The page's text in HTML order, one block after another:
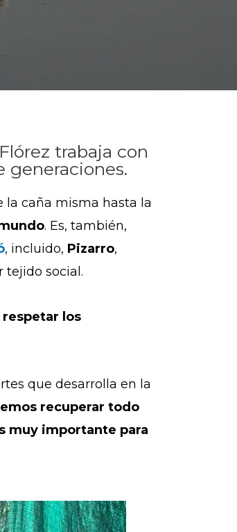
trabaja con
generaciones.
la caña misma hasta la
. Es, también,
, incluido, Pizarro,
tejido social.
respetar los
que desarrolla en la
recuperar todo
muy importante para